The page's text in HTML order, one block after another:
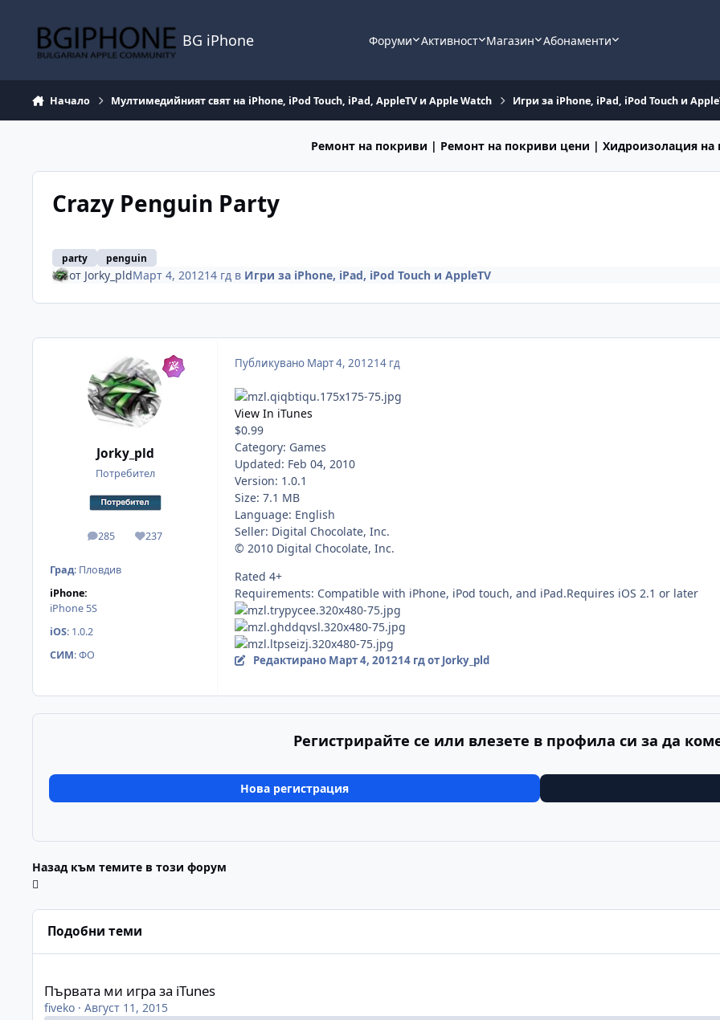
BG iPhone Форуми Активност Магазин Абонаменти
Начало Мултимедийният свят на iPhone, iPod Touch, iPad, AppleTV и Apple Watch Игри за iPhone, iPad, iPod Touch и
Ремонт на покриви | Ремонт на покриви цени | Хидроизолация на
Crazy Penguin Party
party penguin
от Jorky_pldМарт 4, 201214 гдв Игри за iPhone, iPad, iPod Touch и AppleTV
Jorky_pld
Потребител
285
мнения 237
Reputation
Град: Пловдив
iPhone:
iPhone 5S
iOS: 1.0.2
СИМ:ФО
Публикувано Март 4, 201214 гд
View In iTunes
$0.99
Category: Games
Updated: Feb 04, 2010
Version: 1.0.1
Size: 7.1 MB
Language: English
Seller: Digital Chocolate, Inc.
© 2010 Digital Chocolate, Inc.
Rated 4+
Requirements: Compatible with iPhone, iPod touch, and iPad.Requires iOS 2.1 or later
Редактирано Март 4, 201214 гдот Jorky_pld
Регистрирайте се или влезете в профила си за да
Нова регистрация
Назад към темите в този форум
Подобни теми
Първата ми игра за iTunes
fiveko · Август 11, 2015